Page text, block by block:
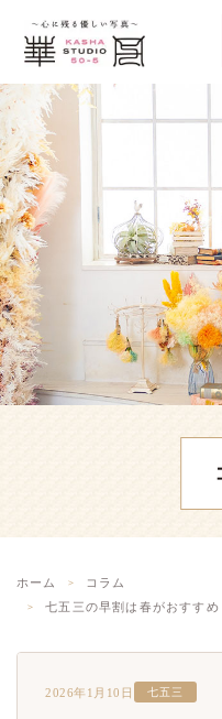
ホーム
コラム
七五三の早割は春がおすす
2026年1月10日 七五三